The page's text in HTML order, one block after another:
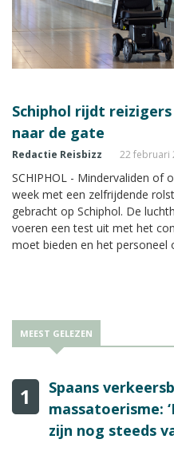
Schiphol rijdt
naar de gate
Redactie Reisbizz 22 februari
SCHIPHOL - Mindervaliden of
week met een zelfrijdende
gebracht op Schiphol. De
voeren een test uit met het
moet bieden en het personeel
MEEST GELEZEN
1
Spaans
massatoerisme:
zijn nog steeds